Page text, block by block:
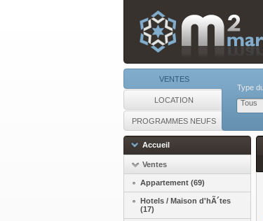
VENTES
LOCATION
PROGRAMMES NEUFS
Type
Tous
Accueil
Ventes
Appartement (69)
Hotels / Maison d'hÃ´tes
(17)